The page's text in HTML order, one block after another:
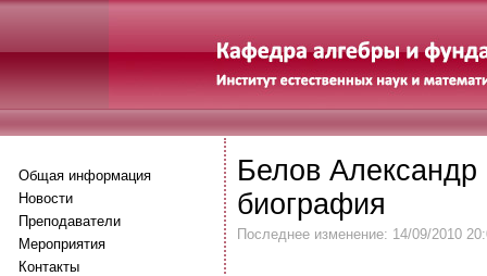
Общая информация
Новости
Преподаватели
Мероприятия
Контакты
Белов
биография
Последнее изменение: 14/09/2010